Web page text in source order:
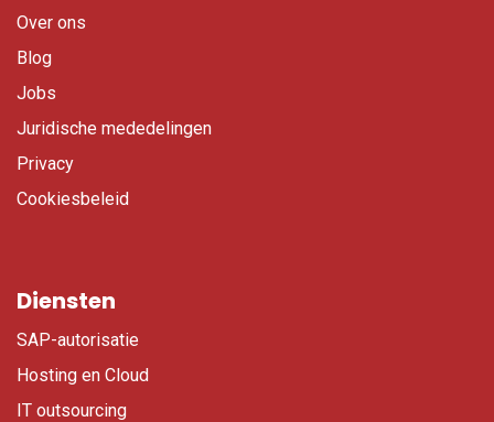
Over ons
Blog
Jobs
Juridische mededelingen
Privacy
Cookiesbeleid
Diensten
SAP-autorisatie
Hosting en Cloud
IT outsourcing